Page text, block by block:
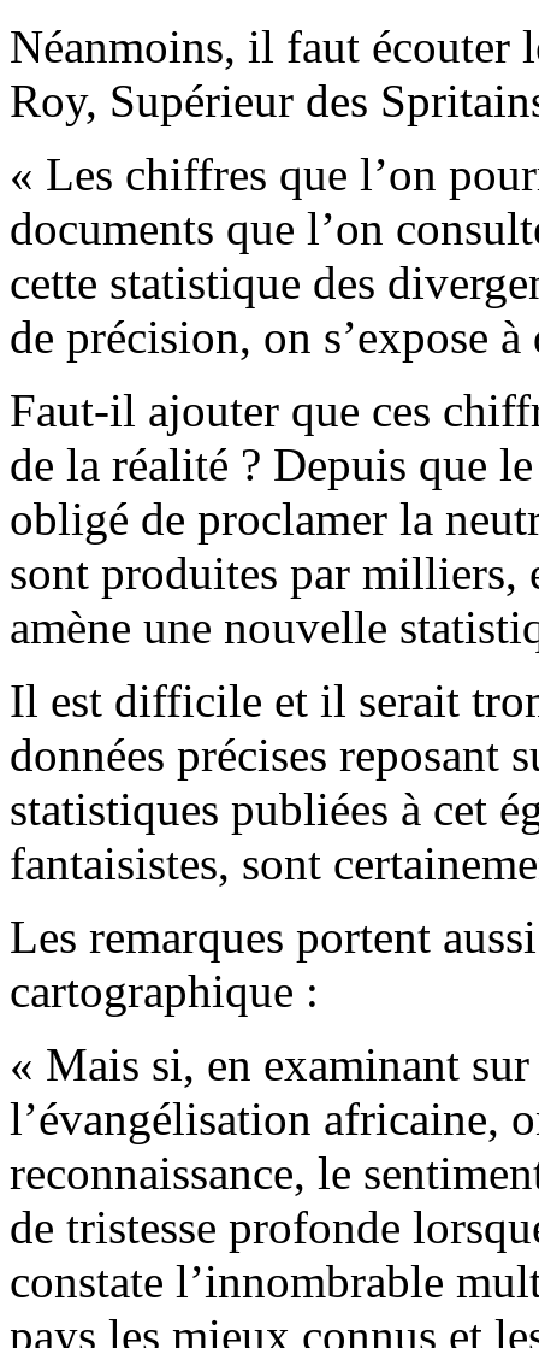
Néanmoins, il faut écouter
Roy, Supérieur des
« Les chiffres que l’on
documents que l’on
cette statistique des
de précision, on s’expose
Faut-il ajouter que ces
de la réalité ? Depuis que
obligé de proclamer la
sont produites par milliers,
amène une nouvelle
Il est difficile et il serait
données précises reposant
statistiques publiées à cet
fantaisistes, sont
Les remarques portent
cartographique :
« Mais si, en examinant
l’évangélisation africaine,
reconnaissance, le
de tristesse profonde
constate l’innombrable
pays les mieux connus et